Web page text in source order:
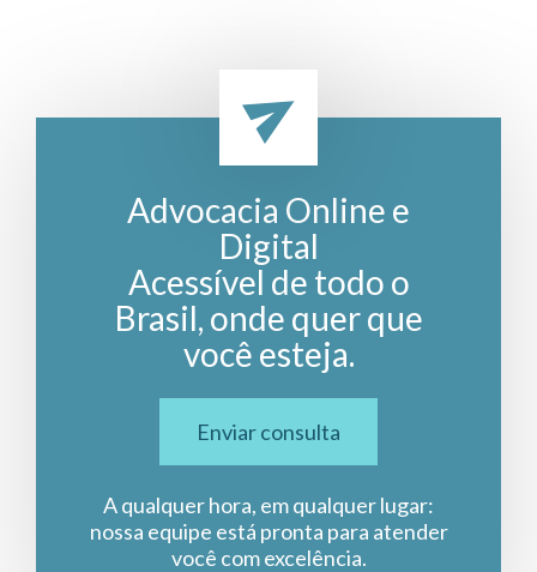
Advocacia Online e
Digital
Acessível de todo o
Brasil, onde quer que
você esteja.
Enviar consulta
A qualquer hora, em qualquer lugar:
nossa equipe está pronta para atender
você com excelência.